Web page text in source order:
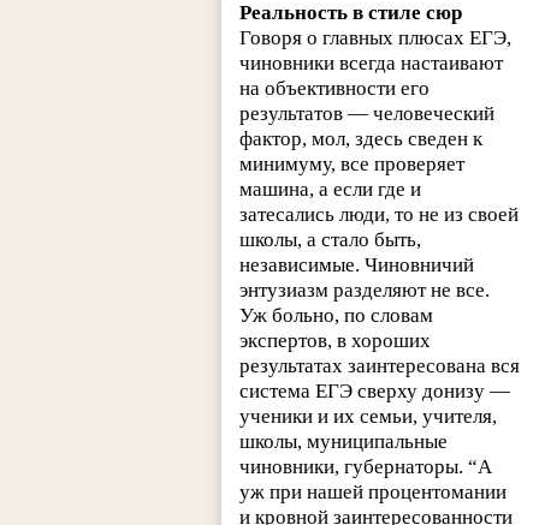
Реальность в стиле сюр
Говоря о главных плюсах ЕГЭ,
чиновники всегда настаивают
на объективности его
результатов — человеческий
фактор, мол, здесь сведен к
минимуму, все проверяет
машина, а если где и
затесались люди, то не из своей
школы, а стало быть,
независимые. Чиновничий
энтузиазм разделяют не все.
Уж больно, по словам
экспертов, в хороших
результатах заинтересована вся
система ЕГЭ сверху донизу —
ученики и их семьи, учителя,
школы, муниципальные
чиновники, губернаторы. “А
уж при нашей процентомании
и кровной заинтересованности